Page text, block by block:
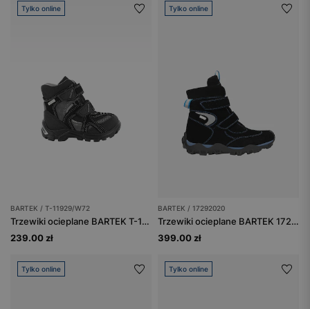
Tylko online
BARTEK / T-11929/W72
Trzewiki ocieplane BARTEK T-11929/W72, czarno-szary
239.00 zł
Tylko online
BARTEK / 17292020
Trzewiki ocieplane BARTEK 17292020, czarno-niebieskie
399.00 zł
Tylko online Tylko online